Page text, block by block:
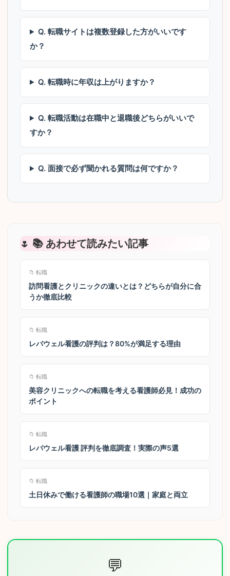
Q. 転職サイトは複数登録した方がいいです
か？
Q. 転職時に年収は上がりますか？
Q. 転職活動は在職中と退職後どちらがいいで
すか？
Q. 面接で必ず聞かれる質問は何ですか？
📚 あわせて読みたい記事
📁 転職
訪問看護とクリニックの違いとは？どちらが自分に合
うか徹底比較
📁 転職
レバウェル看護の評判は？80%が満足する理由
📁 転職
美容クリニックへの転職を考える看護師必見！成功の
ポイント
📁 転職
レバウェル看護 評判を徹底調査！実際の声5選
📁 転職
土日休みで働ける看護師の職場10選｜家庭と両立
💬